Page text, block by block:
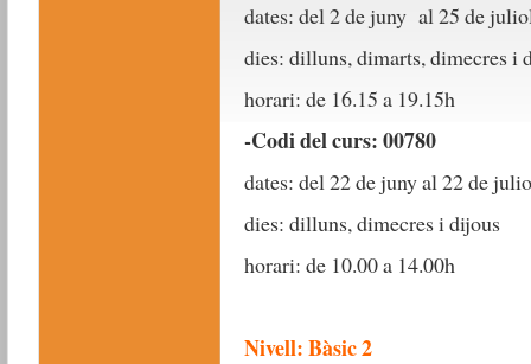
dates: del 2 de juny al 25 de
dies: dilluns, dimarts, dimecres i
horari: de 16.15 a 19.15h
-Codi del curs: 00780
dates: del 22 de juny al 22 de
dies: dilluns, dimecres i dijous
horari: de 10.00 a 14.00h
Nivell: Bàsic 2